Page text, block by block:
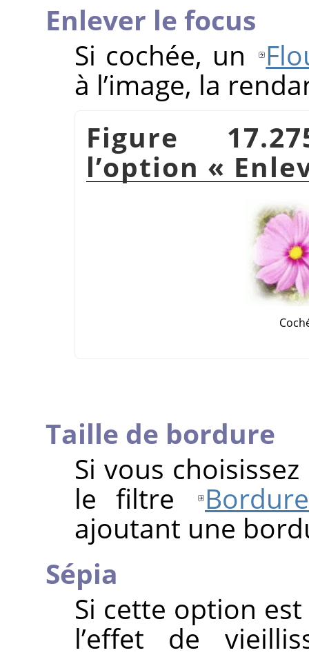
Enlever le focus
Si cochée, un
à l’image, la
Figure
l’option «
Taille de bordure
Si vous
le filtre
ajoutant une
Sépia
Si cette option
l’effet de